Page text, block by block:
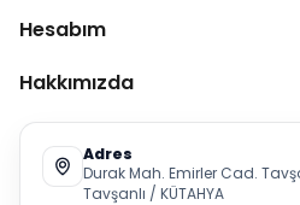
Hesabım
Hakkımızda
Adres
Durak Mah. Emirler Cad.
Tavşanlı / KÜTAHYA